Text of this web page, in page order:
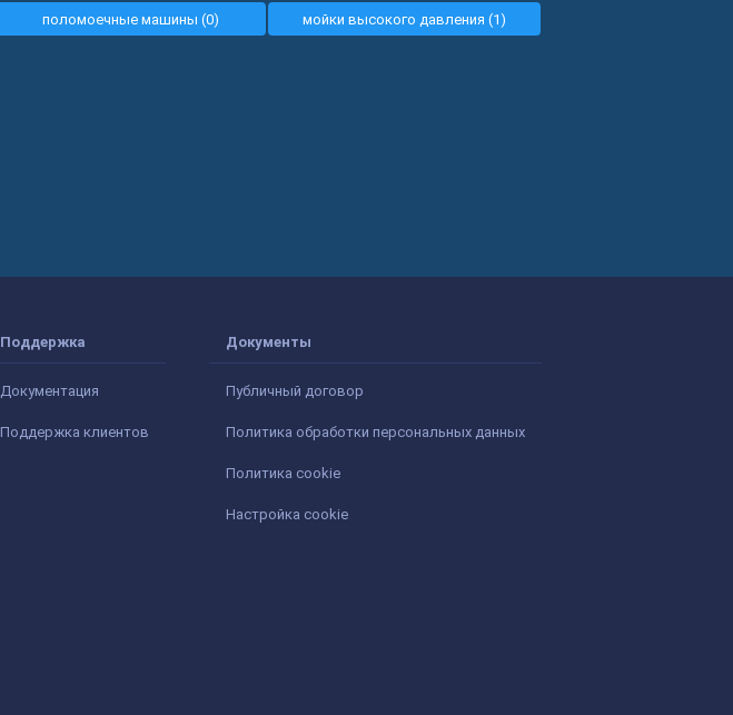
поломоечные машины (0) мойки высокого давления (1)
Поддержка
Документация
Поддержка клиентов
Документы
Публичный договор
Политика обработки персональных данных
Политика cookie
Настройка cookie